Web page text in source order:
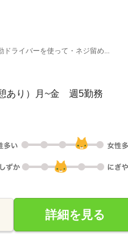
ライバーを使って・ネジ留め...
あり）月~金 週5勤務
詳細を見る